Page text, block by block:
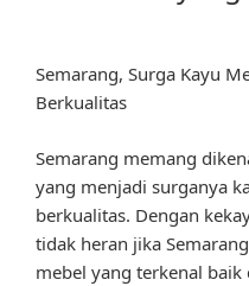
Semarang, Surga Kayu
Berkualitas
Semarang memang
yang menjadi surganya
berkualitas. Dengan
tidak heran jika
mebel yang terkenal